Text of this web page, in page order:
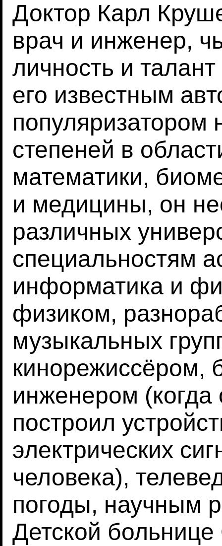
Доктор Карл
врач и инженер,
личность и
его известным
популяризатором
степеней в
математики,
и медицины, он
различных
специальностям
информатика и
физиком,
музыкальных
кинорежиссёром,
инженером (когда
построил
электрических
человека),
погоды, научным
Детской